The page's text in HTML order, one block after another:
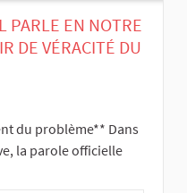
PARLE EN NOTRE
DE VÉRACITÉ DU
du problème** Dans
la parole officielle